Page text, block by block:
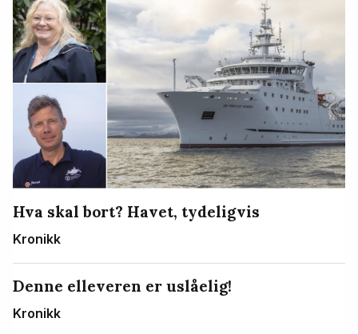
Hva skal bort? Havet, tydeligvis
Kronikk
Denne elleveren er uslåelig!
Kronikk